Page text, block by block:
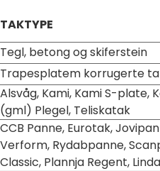
TAKTYPE
Tegl, betong og skiferstein
Trapesplatem korrugerte
Alsvåg, Kami, Kami S-plate,
(gml) Plegel, Teliskatak
CCB Panne, Eurotak,
Verform, Rydabpanne,
Classic, Plannja Regent,